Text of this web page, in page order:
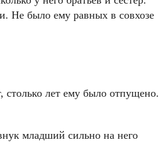
Не было ему равных в совхозе
столько лет ему было отпущено.
младший сильно на него